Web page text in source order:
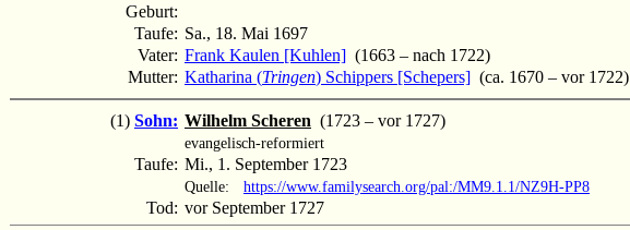
Geburt:
Taufe: Sa., 18. Mai 1697
Vater: Frank Kaulen [Kuhlen] (1663 – nach 1722)
Mutter: Katharina (Tringen) Schippers [Schepers] (ca. 1670 – vor 1722)
(1) Sohn: Wilhelm Scheren (1723 – vor 1727)
evangelisch-reformiert
Taufe: Mi., 1. September 1723
Quelle: https://www.familysearch.org/pal:/MM9.1.1/NZ9H-PP8
Tod: vor September 1727